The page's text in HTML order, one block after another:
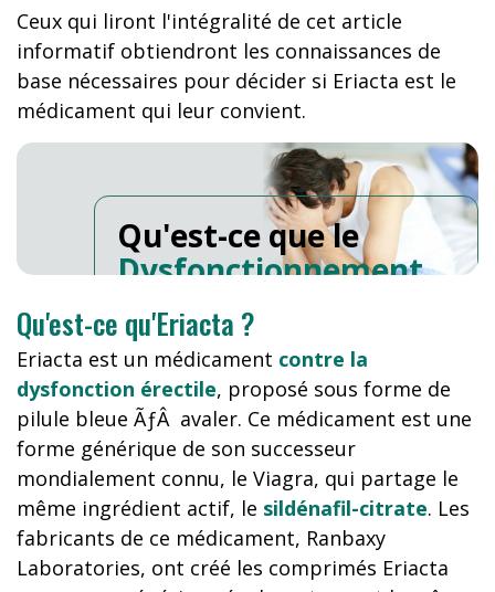
Ceux qui liront l'intégralité de cet article
informatif obtiendront les connaissances de
base nécessaires pour décider si Eriacta est le
médicament qui leur convient.
Qu'est-ce que le
Dysfonctionnement
Erectile ?
Qu'est-ce qu'Eriacta ?
Eriacta est un médicament contre la
dysfonction érectile, proposé sous forme de
pilule bleue ÃƒÂ avaler. Ce médicament est une
forme générique de son successeur
mondialement connu, le Viagra, qui partage le
même ingrédient actif, le sildénafil-citrate. Les
fabricants de ce médicament, Ranbaxy
Laboratories, ont créé les comprimés Eriacta